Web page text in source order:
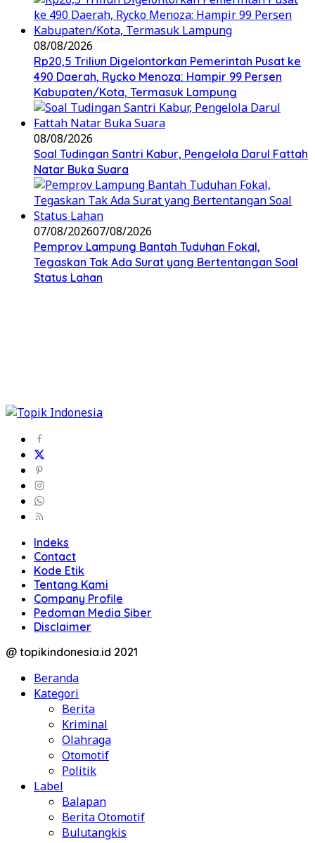
08/08/2026
Rp20,5 Triliun Digelontorkan Pemerintah Pusat ke
490 Daerah, Rycko Menoza: Hampir 99 Persen
Kabupaten/Kota, Termasuk Lampung
08/08/2026
Soal Tudingan Santri Kabur, Pengelola Darul Fattah
Natar Buka Suara
07/08/202607/08/2026
Pemprov Lampung Bantah Tuduhan Fokal,
Tegaskan Tak Ada Surat yang Bertentangan Soal
Status Lahan
Indeks
Contact
Kode Etik
Tentang Kami
Company Profile
Pedoman Media Siber
Disclaimer
@ topikindonesia.id 2021
Beranda
Kategori
Berita
Kriminal
Olahraga
Otomotif
Politik
Label
Balapan
Berita Otomotif
Bulutangkis